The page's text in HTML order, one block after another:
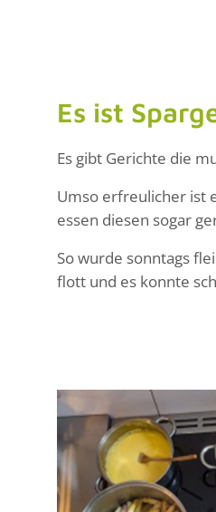
Es ist
Es gibt Gerichte die
Umso erfreulicher ist
essen diesen sogar
So wurde sonntags
flott und es konnte